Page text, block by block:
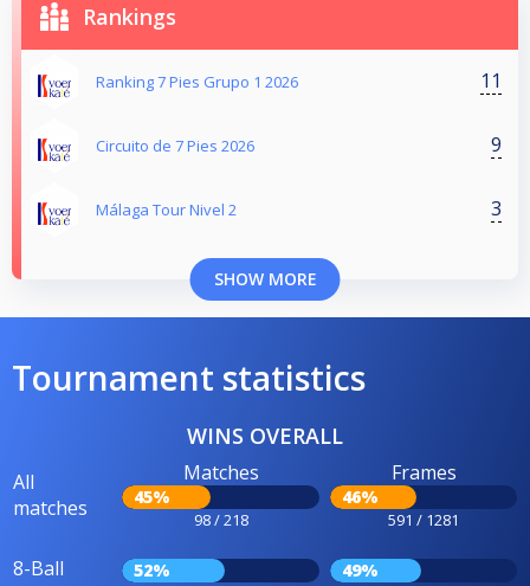
Rankings
Ranking 7 Pies Grupo 1 2026 11
Circuito de 7 Pies 2026 9
Málaga Tour Nivel 2 3
SHOW MORE
Tournament statistics
WINS OVERALL
All
matches
Matches
45%
98 / 218
Frames
46%
591 / 1281
8-Ball 52% 49%